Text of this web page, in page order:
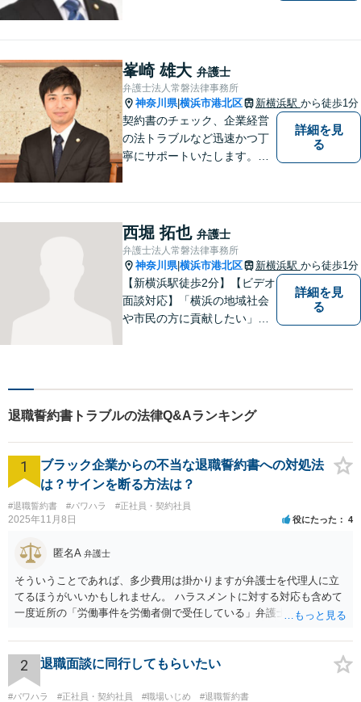
弁護を進めてまいります。ま
ずはお気軽にご相談くださ
い。
峯崎 雄大 弁護士
弁護士法人常磐法律事務所
神奈川県|横浜市港北区 新横浜駅 から徒歩1分
契約書のチェック、企業経営
の法トラブルなど迅速かつ丁
寧にサポートいたします。ど
詳細を見
る
西堀 拓也 弁護士
弁護士法人常磐法律事務所
神奈川県|横浜市港北区 新横浜駅 から徒歩1分
【新横浜駅徒歩2分】【ビデオ
面談対応】「横浜の地域社会
や市民の方に貢献したい」を
トができるよう全力を尽くし
ます。事務所一丸となって法
律トラブルの解決を目指しま
す。
詳細を見
る
退職誓約書トラブルの法律Q&Aランキング
1
ブラック企業からの不当な退職誓約書への対処法
は？サインを断る方法は？
#退職誓約書 #パワハラ #正社員・契約社員
2025年11月8日 役にたった 4
匿名A 弁護士
そういうことであれば、多少費用は掛かりますが弁護士を代理人に立
てるほうがいいかもしれません。 ハラスメントに対する対応も含めて
一度近所の「労働事件を労働者側で受任している」弁護士（労働弁護
している弁護士であればなお安心です。
2 退職面談に同行してもらいたい
#パワハラ #正社員・契約社員 #職場いじめ
#退職誓約書